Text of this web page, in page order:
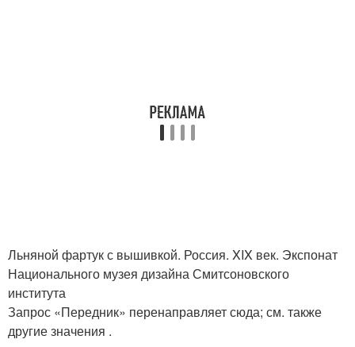
Льняной фартук с вышивкой. Россия. XIX век. Экспонат
Национального музея дизайна Смитсоновского
института
Запрос «Передник» перенаправляет сюда; см. также
другие значения .